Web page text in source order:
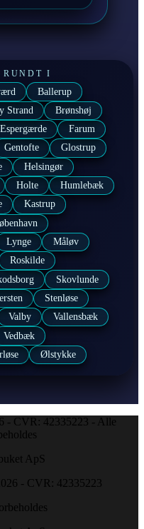
RUNDT I
Ballerup
Strand
Brønshøj
Espergærde
Farum
Gentofte
Glostrup
Helsingør
Holte
Humlebæk
Kastrup
Lynge
Måløv
Roskilde
Skovlunde
Stenløse
Valby
Vallensbæk
Vedbæk
Ølstykke
- CVR: 42335223 - Alle
ApS
- CVR: 42335223